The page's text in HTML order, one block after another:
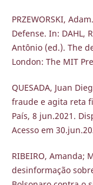
PRZEWORSKI,
Defense. In: DAHL,
Antônio (ed.). The
London: The MIT
QUESADA, Juan
fraude e agita reta
País, 8 jun.2021.
Acesso em
RIBEIRO, Amanda;
desinformação